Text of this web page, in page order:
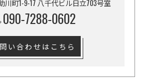
川町1-9-17 八千代ビル日立703号室
090-7288-0602
い合わせはこちら